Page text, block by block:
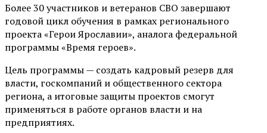
Более 30 участников и ветеранов СВО завершают
годовой цикл обучения в рамках регионального
проекта «Герои Ярославии», аналога федеральной
программы «Время героев».
Цель программы — создать кадровый резерв для
власти, госкомпаний и общественного сектора
региона, а итоговые защиты проектов смогут
применяться в работе органов власти и на
предприятиях.